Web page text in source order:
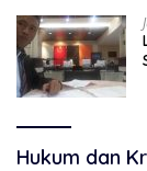
Hukum dan